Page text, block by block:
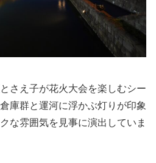
さえ子が花火大会を楽しむシー
庫群と運河に浮かぶ灯りが印象
な雰囲気を見事に演出していま